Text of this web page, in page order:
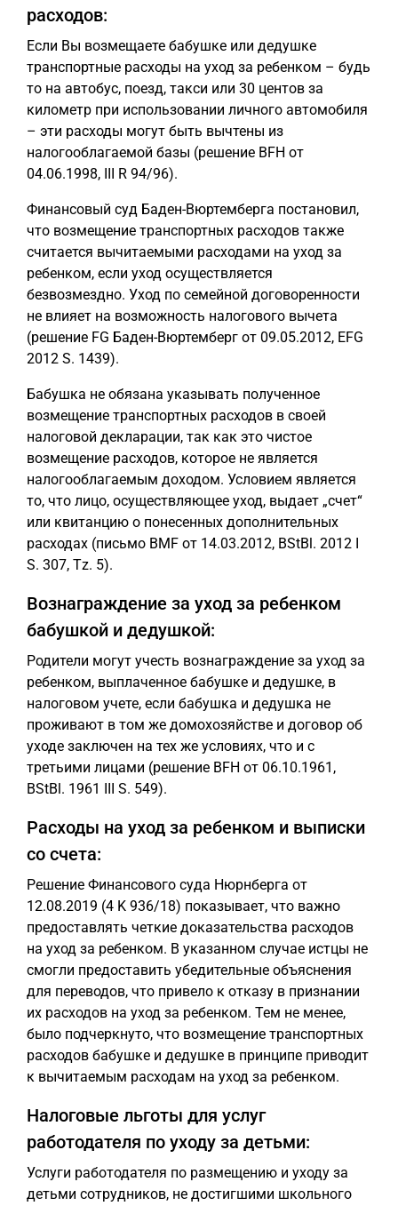
расходов:
Если Вы возмещаете бабушке или дедушке
транспортные расходы на уход за ребенком – будь
то на автобус, поезд, такси или 30 центов за
километр при использовании личного автомобиля
– эти расходы могут быть вычтены из
налогооблагаемой базы (решение BFH от
04.06.1998, III R 94/96).
Финансовый суд Баден-Вюртемберга постановил,
что возмещение транспортных расходов также
считается вычитаемыми расходами на уход за
ребенком, если уход осуществляется
безвозмездно. Уход по семейной договоренности
не влияет на возможность налогового вычета
(решение FG Баден-Вюртемберг от 09.05.2012, EFG
2012 S. 1439).
Бабушка не обязана указывать полученное
возмещение транспортных расходов в своей
налоговой декларации, так как это чистое
возмещение расходов, которое не является
налогооблагаемым доходом. Условием является
то, что лицо, осуществляющее уход, выдает „счет“
или квитанцию о понесенных дополнительных
расходах (письмо BMF от 14.03.2012, BStBl. 2012 I
S. 307, Tz. 5).
Вознаграждение за уход за ребенком
бабушкой и дедушкой:
Родители могут учесть вознаграждение за уход за
ребенком, выплаченное бабушке и дедушке, в
налоговом учете, если бабушка и дедушка не
проживают в том же домохозяйстве и договор об
уходе заключен на тех же условиях, что и с
третьими лицами (решение BFH от 06.10.1961,
BStBl. 1961 III S. 549).
Расходы на уход за ребенком и выписки
со счета:
Решение Финансового суда Нюрнберга от
12.08.2019 (4 K 936/18) показывает, что важно
предоставлять четкие доказательства расходов
на уход за ребенком. В указанном случае истцы не
смогли предоставить убедительные объяснения
для переводов, что привело к отказу в признании
их расходов на уход за ребенком. Тем не менее,
было подчеркнуто, что возмещение транспортных
расходов бабушке и дедушке в принципе приводит
к вычитаемым расходам на уход за ребенком.
Налоговые льготы для услуг
работодателя по уходу за детьми:
Услуги работодателя по размещению и уходу за
детьми сотрудников, не достигшими школьного